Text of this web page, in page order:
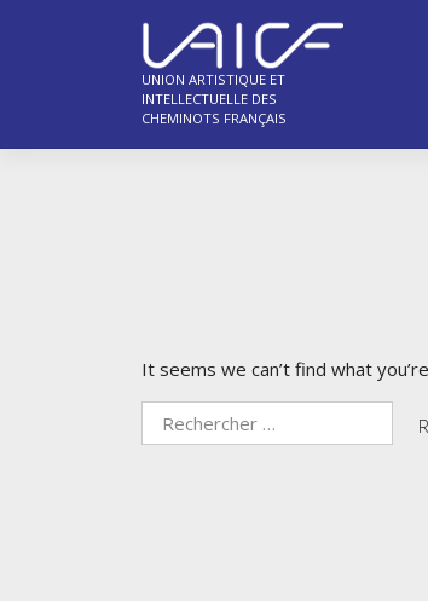
UNION ARTISTIQUE ET
INTELLECTUELLE DES
CHEMINOTS FRANÇAIS
It seems we can’t find what